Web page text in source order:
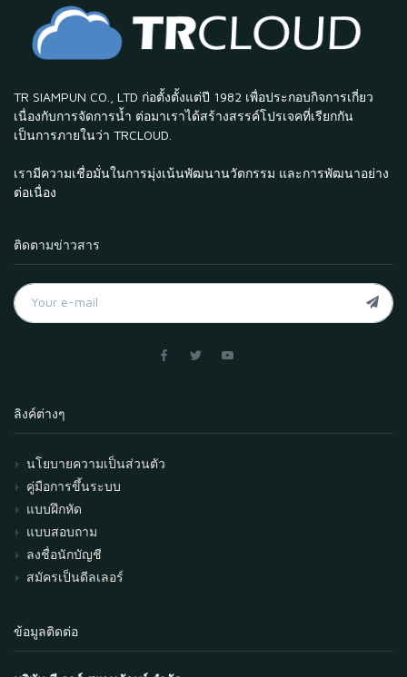
TR SIAMPUN CO., LTD ก่อตั้งตั้งแต่ปี 1982 เพื่อประกอบกิจการเกี่ยว
เนื่องกับการจัดการน้ำ ต่อมาเราได้สร้างสรรค์โปรเจคที่เรียกกัน
เป็นการภายในว่า TRCLOUD.
เรามีความเชื่อมั่นในการมุ่งเน้นพัฒนานวัตกรรม และการพัฒนาอย่าง
ต่อเนื่อง
ติดตามข่าวสาร
ลิงค์ต่างๆ
นโยบายความเป็นส่วนตัว
คู่มือการขึ้นระบบ
แบบฝึกหัด
แบบสอบถาม
ลงชื่อนักบัญชี
สมัครเป็นดีลเลอร์
ข้อมูลติดต่อ